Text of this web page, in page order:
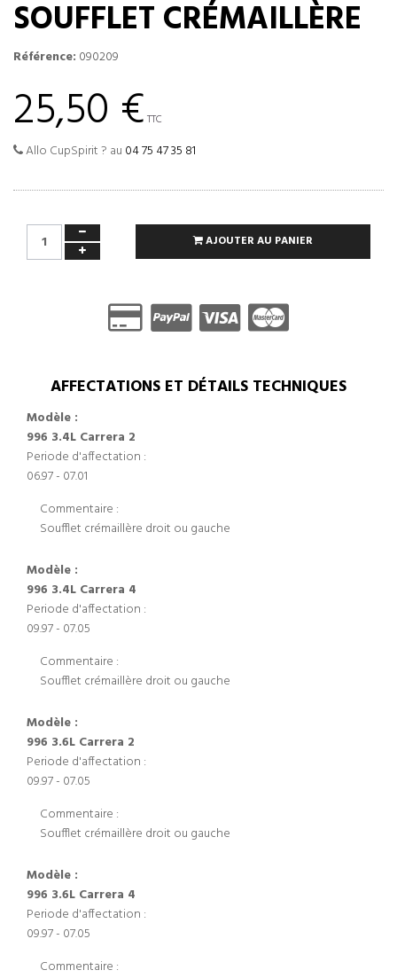
SOUFFLET CRÉMAILLÈRE
Référence: 090209
25,50 € TTC
Allo CupSpirit ? au 04 75 47 35 81
AJOUTER AU PANIER
AFFECTATIONS ET DÉTAILS TECHNIQUES
Modèle :
996 3.4L Carrera 2
Periode d'affectation :
06.97 - 07.01
Commentaire :
Soufflet crémaillère droit ou gauche
Modèle :
996 3.4L Carrera 4
Periode d'affectation :
09.97 - 07.05
Commentaire :
Soufflet crémaillère droit ou gauche
Modèle :
996 3.6L Carrera 2
Periode d'affectation :
09.97 - 07.05
Commentaire :
Soufflet crémaillère droit ou gauche
Modèle :
996 3.6L Carrera 4
Periode d'affectation :
09.97 - 07.05
Commentaire :